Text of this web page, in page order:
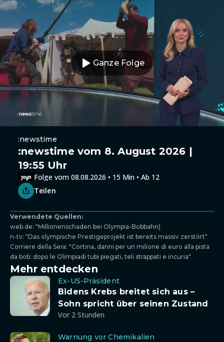
Ganze Folge
:newstime
:newstime vom 8. August 2026 |
19:55 Uhr
Folge vom 08.08.2026 • 15 Min • Ab 12
Teilen
Verwendete Quellen:
web.de: "Millionenschaden bei Olympia-Bobbahn)
n-tv: "Das olympische Prestigeprojekt ist bereits massiv zerstört"
Corriere della Sera: "Cortina, danni per un milione di euro alla pista
da bob: dopo le Olimpiadi tubi piegati, teli strappati e incuria"
Mehr entdecken
Ex-US-Präsident
Bidens Krebs breitet sich aus –
Sohn spricht über seinen Zustand
Vor 2 Stunden
Warnung vor Chemikalien